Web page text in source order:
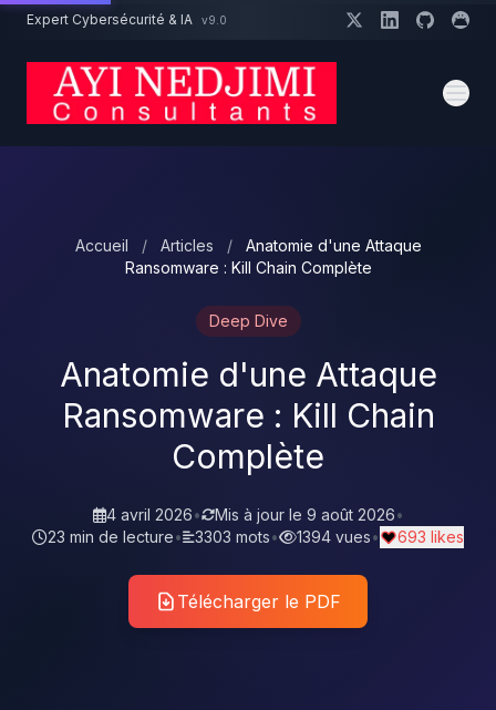
Aller au contenu principal
Expert Cybersécurité & IA v9.0
Accueil / Articles /
Anatomie d'une Attaque
Ransomware : Kill Chain Complète
Deep Dive
Anatomie d'une Attaque
Ransomware : Kill Chain
Complète
4 avril 2026• Mis à jour le 9 août 2026•
23 min de lecture• 3303 mots• 1394 vues• 693 likes
Télécharger le PDF
Un projet cybersécurité ?